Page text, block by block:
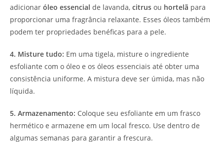
adicionar óleo essencial de lavanda, citrus ou hortelã para
proporcionar uma fragrância relaxante. Esses óleos também
podem ter propriedades benéficas para a pele.
4. Misture tudo: Em uma tigela, misture o ingrediente
esfoliante com o óleo e os óleos essenciais até obter uma
consistência uniforme. A mistura deve ser úmida, mas não
líquida.
5. Armazenamento: Coloque seu esfoliante em um frasco
hermético e armazene em um local fresco. Use dentro de
algumas semanas para garantir a frescura.